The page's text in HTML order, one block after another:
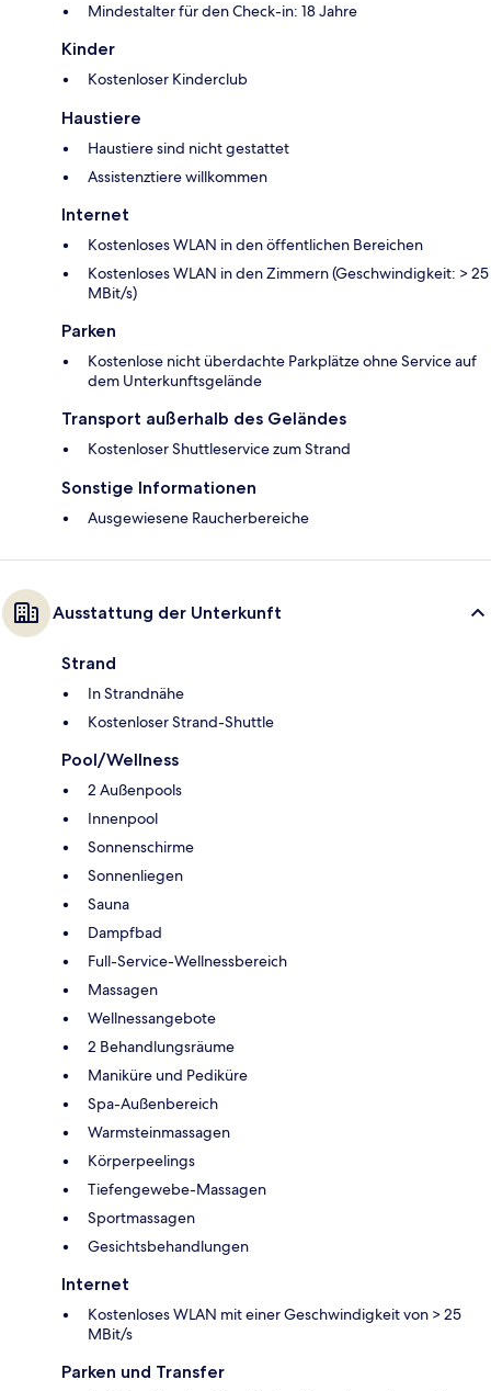
Mindestalter für den Check-in: 18 Jahre
Kinder
Kostenloser Kinderclub
Haustiere
Haustiere sind nicht gestattet
Assistenztiere willkommen
Internet
Kostenloses WLAN in den öffentlichen Bereichen
Kostenloses WLAN in den Zimmern (Geschwindigkeit: > 25
MBit/s)
Parken
Kostenlose nicht überdachte Parkplätze ohne Service auf
dem Unterkunftsgelände
Transport außerhalb des Geländes
Kostenloser Shuttleservice zum Strand
Sonstige Informationen
Ausgewiesene Raucherbereiche
Ausstattung der Unterkunft
Strand
In Strandnähe
Kostenloser Strand-Shuttle
Pool/Wellness
2 Außenpools
Innenpool
Sonnenschirme
Sonnenliegen
Sauna
Dampfbad
Full-Service-Wellnessbereich
Massagen
Wellnessangebote
2 Behandlungsräume
Maniküre und Pediküre
Spa-Außenbereich
Warmsteinmassagen
Körperpeelings
Tiefengewebe-Massagen
Sportmassagen
Gesichtsbehandlungen
Internet
Kostenloses WLAN mit einer Geschwindigkeit von > 25
MBit/s
Parken und Transfer